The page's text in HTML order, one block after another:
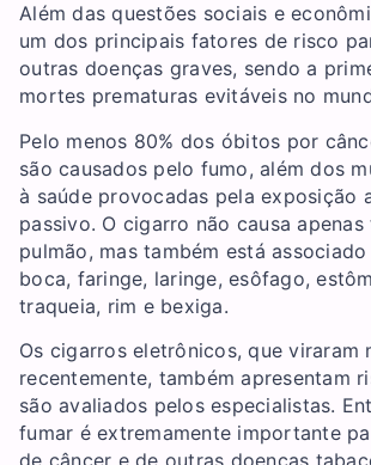
Além das questões sociais e
um dos principais fatores de risco
outras doenças graves, sendo a
mortes prematuras evitáveis no
Pelo menos 80% dos óbitos por
são causados pelo fumo, além dos
à saúde provocadas pela exposição
passivo. O cigarro não causa
pulmão, mas também está
boca, faringe, laringe, esôfago,
traqueia, rim e bexiga.
Os cigarros eletrônicos, que viraram
recentemente, também apresentam
são avaliados pelos especialistas.
fumar é extremamente importante